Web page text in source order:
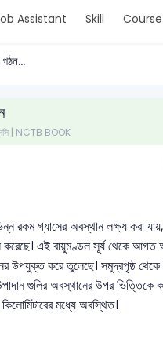
Assistant Skill Course
গঠন...
| NCTB BOOK
রকম গ্যাসের অবস্থান লক্ষ্য করা
করেছে। এই বায়ুমণ্ডল সূর্য থেকে
উপযুক্ত করে তুলেছে। সমুদ্রপৃষ্ঠ
গুলির অবস্থানের উপর ভিত্তিকে
মধ্যে অবস্থিত।